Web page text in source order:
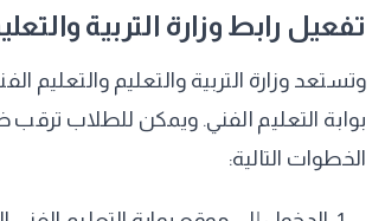
​تفعيل رابط وزارة التربية
​وتستعد وزارة التربية والتعليم والتعليم
بوابة التعليم الفني. ويمكن للطلاب
الخطوات التالية: